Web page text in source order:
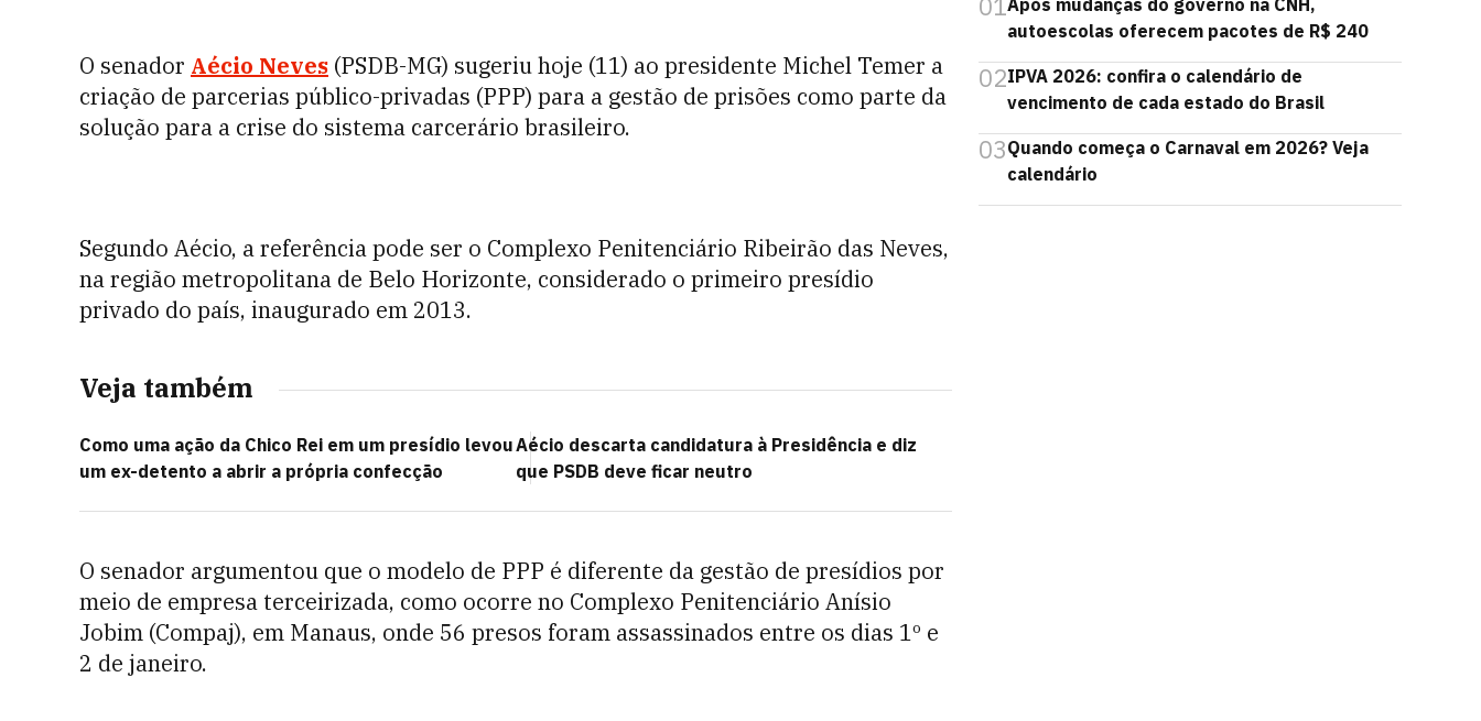
O senador Aécio Neves (PSDB-MG) sugeriu hoje (11) ao presidente Michel Temer a
criação de parcerias público-privadas (PPP) para a gestão de prisões como parte da
solução para a crise do sistema carcerário brasileiro.
Segundo Aécio, a referência pode ser o Complexo Penitenciário Ribeirão das Neves,
na região metropolitana de Belo Horizonte, considerado o primeiro presídio
privado do país, inaugurado em 2013.
Veja também
Como uma ação da Chico Rei em um presídio levou
um ex-detento a abrir a própria confecção
Aécio descarta candidatura à Presidência e diz
que PSDB deve ficar neutro
O senador argumentou que o modelo de PPP é diferente da gestão de presídios por
meio de empresa terceirizada, como ocorre no Complexo Penitenciário Anísio
Jobim (Compaj), em Manaus, onde 56 presos foram assassinados entre os dias 1º e
2 de janeiro.
Após mudanças do governo na CNH,
autoescolas oferecem pacotes de R$ 240
02IPVA 2026: confira o calendário de
vencimento de cada estado do Brasil
03Quando começa o Carnaval em 2026? Veja
calendário